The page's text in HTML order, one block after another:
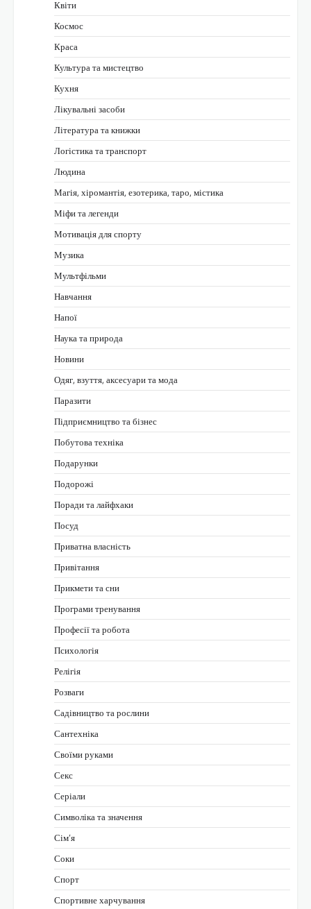
Квіти
Космос
Краса
Культура та мистецтво
Кухня
Лікувальні засоби
Література та книжки
Логістика та транспорт
Людина
Магія, хіромантія, езотерика, таро, містика
Міфи та легенди
Мотивація для спорту
Музика
Мультфільми
Навчання
Напої
Наука та природа
Новини
Одяг, взуття, аксесуари та мода
Паразити
Підприємництво та бізнес
Побутова техніка
Подарунки
Подорожі
Поради та лайфхаки
Посуд
Приватна власність
Привітання
Прикмети та сни
Програми тренування
Професії та робота
Психологія
Релігія
Розваги
Садівництво та рослини
Сантехніка
Своїми руками
Секс
Серіали
Символіка та значення
Сім’я
Соки
Спорт
Спортивне харчування